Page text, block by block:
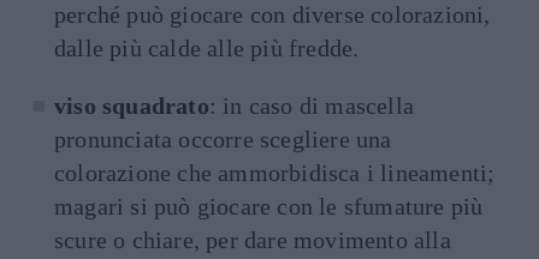
perché può giocare con diverse colorazioni,
dalle più calde alle più fredde.
viso squadrato: in caso di mascella
pronunciata occorre scegliere una
colorazione che ammorbidisca i lineamenti;
magari si può giocare con le sfumature più
scure o chiare, per dare movimento alla